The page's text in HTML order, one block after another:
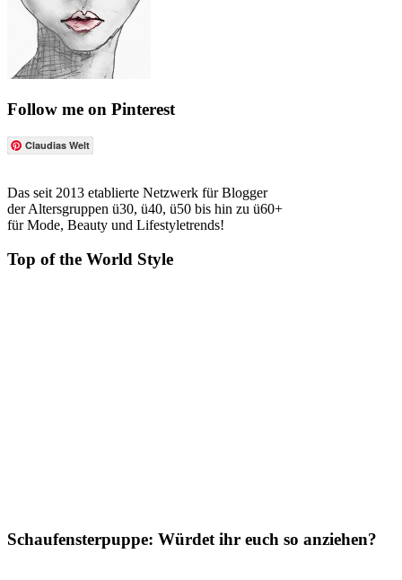
Follow me on Pinterest
Claudias Welt
Das seit 2013 etablierte Netzwerk für Blogger
der Altersgruppen ü30, ü40, ü50 bis hin zu ü60+
für Mode, Beauty und Lifestyletrends!
Top of the World Style
Schaufensterpuppe: Würdet ihr euch so anziehen?